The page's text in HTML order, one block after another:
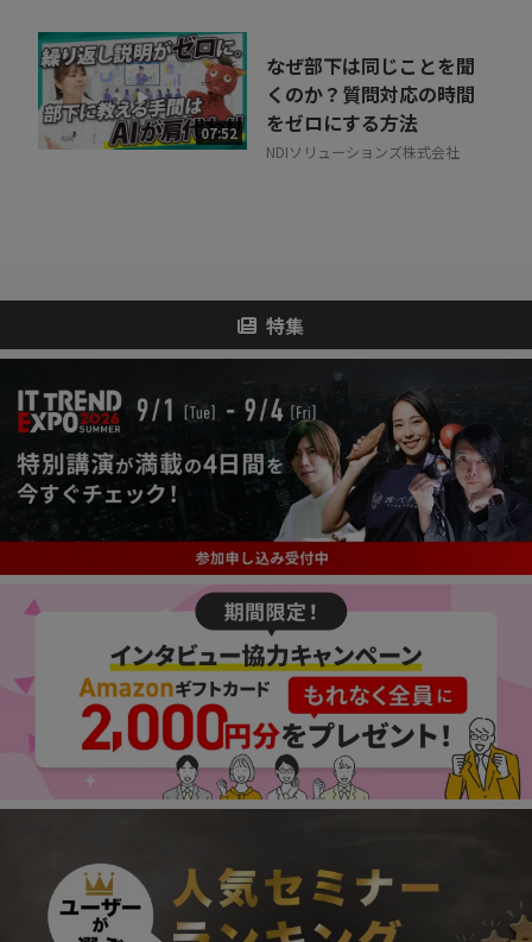
07:52
なぜ部下は同じことを聞
くのか？質問対応の時間
をゼロにする方法
NDIソリューションズ株式会社
特集